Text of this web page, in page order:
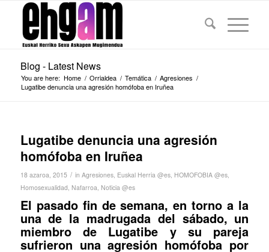
Blog - Latest News
You are here: Home / Orrialdea / Temática / Agresiones /
Lugatibe denuncia una agresión homófoba en Iruñea
Lugatibe denuncia una agresión
homófoba en Iruñea
18 azaroa, 2015 / in Agresiones, Euskal Herria @es, HOMOFOBIA @es,
Homosexualidad, Nafarroa, Noticia @es
El pasado fin de semana, en torno a la
una de la madrugada del sábado, un
miembro de Lugatibe y su pareja
sufrieron una agresión homófoba por